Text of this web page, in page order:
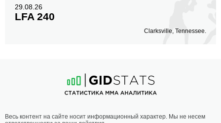
29.08.26
LFA 240
Clarksville, Tennessee.
Весь контент на сайте носит информационный характер. Мы не несем